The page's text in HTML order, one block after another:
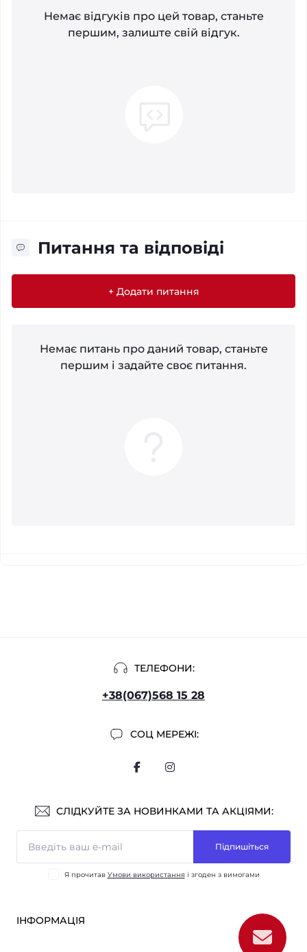
Немає відгуків про цей товар, станьте
першим, залиште свій відгук.
Питання та відповіді
+ Додати питання
Немає питань про даний товар, станьте
першим і задайте своє питання.
ТЕЛЕФОНИ:
+38(067)568 15 28
СОЦ МЕРЕЖІ:
СЛІДКУЙТЕ ЗА НОВИНКАМИ ТА АКЦІЯМИ:
Підпишіться
Я прочитав Умови використання і згоден з вимогами
ІНФОРМАЦІЯ